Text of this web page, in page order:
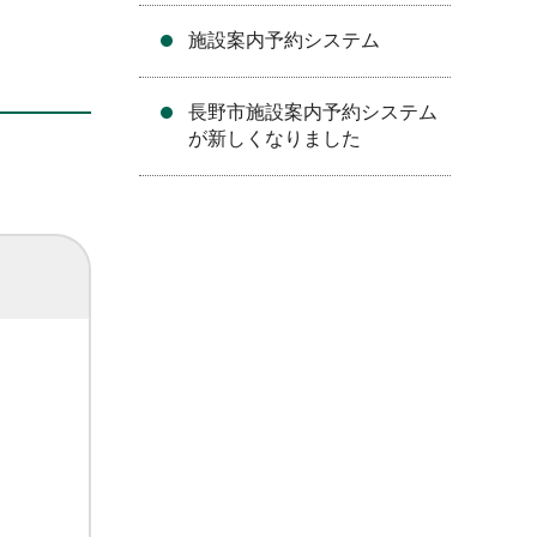
施設案内予約システム
長野市施設案内予約システム
が新しくなりました